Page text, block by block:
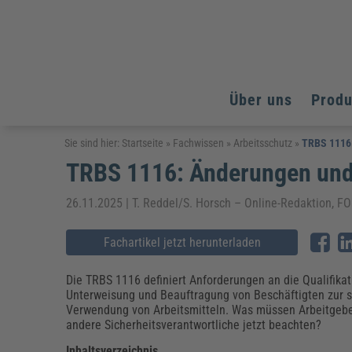
Über uns
Arbeitsschutz
Fachpublikationen & Arbeitshilfen
Arbeitssicherheit & Gesundheitsschutz
Brandschutz
Weiterbildungen (AKADEMIE HERKERT)
Assistenz & Office-Management
Baurecht & Architektenrecht
Energieoptimiertes & klimaneutrales Bauen
Fachpublikationen & Arbeitshilfen
Kinderschutz, Jugendhilfe & Inklusion
Datenschutz & IT-Recht
Datenschutz & IT-Sicherheit
Elektrosicherheit
Elektrosicherheit & Elektrotechnik
Energie und Umwelt
Fachpublikationen & Arbeitshilfen
Weiterbildungen (AKADEMIE HERKERT)
Arbeitsschutz
Bildung und Erziehung
Energie und Umwelt
Kommunales
Reisekosten und Finanzen
Arbeitsschutz
Bildung und Erziehung
Energie und Umwelt
Kommunales
Reisekosten und Finanzen
Sie sind hier: Startseite » Fachwissen »Arbeitsschutz »TRBS
TRBS 1116: Änderungen
26.11.2025 | T. Reddel/S. Horsch – Online-Redaktion,
Fachartikel jetzt herunterladen
Die TRBS 1116 definiert Anforderungen an die
Unterweisung und Beauftragung von Beschäftigten zur
Verwendung von Arbeitsmitteln. Was müssen
andere Sicherheitsverantwortliche jetzt beachten?